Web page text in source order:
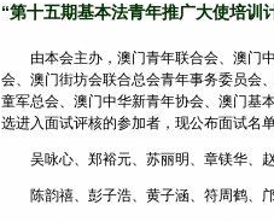
“第十五期基本法青年推广大使培训
由本会主办，澳门青年联合会、澳门
会、澳门街坊会联合总会青年事务委员会
童军总会、澳门中华新青年协会、澳门基
选进入面试评核的参加者，现公布面试名
吴咏心、郑裕元、苏丽明、章镁华、
陈韵禧、彭子浩、黄子涵、符周鹤、